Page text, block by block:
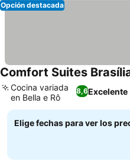
Opción destacada
Comfort Suites
8,6Excelente
Cocina variada
en Bella e Rô
Elige fechas para ver los